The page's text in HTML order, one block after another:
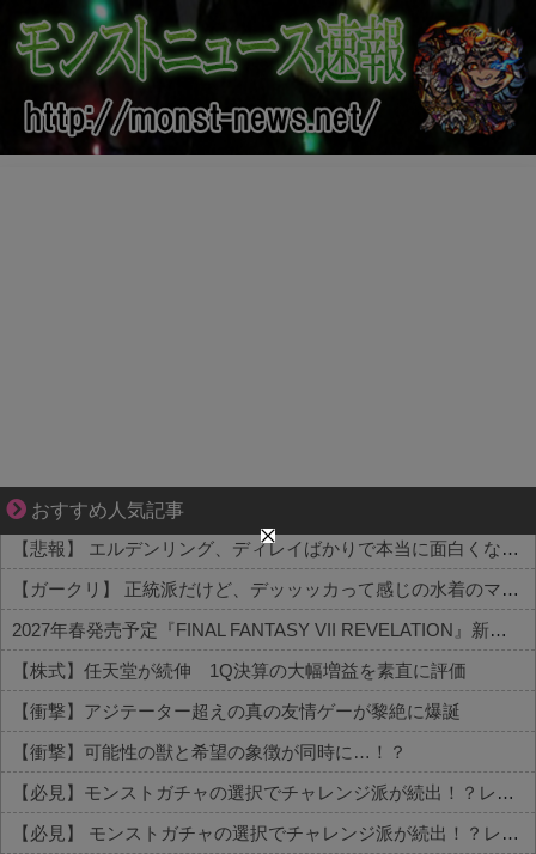
おすすめ人気記事
大変だけど幸せ。等身大の子育て物語。
【悲報】 エルデンリング、ディレイばかりで本当に面白くないこのゲーム←賛同の声が多数…
【ガークリ】 正統派だけど、デッッッカって感じの水着のマネ、ラファエ口、セッシュウへの反応！！！
2027年春発売予定『FINAL FANTASY VII REVELATION』新映像が「gamescom Opening Night Live」で公開！8/26 午前3時配信予定
【株式】任天堂が続伸 1Q決算の大幅増益を素直に評価
【衝撃】アジテーター超えの真の友情ゲーが黎絶に爆誕
【衝撃】可能性の獣と希望の象徴が同時に…！？
【必見】モンストガチャの選択でチャレンジ派が続出！？レギュラーとの違いがコチラ
【必見】 モンストガチャの選択でチャレンジ派が続出！？レギュラーとの違いがコチラ